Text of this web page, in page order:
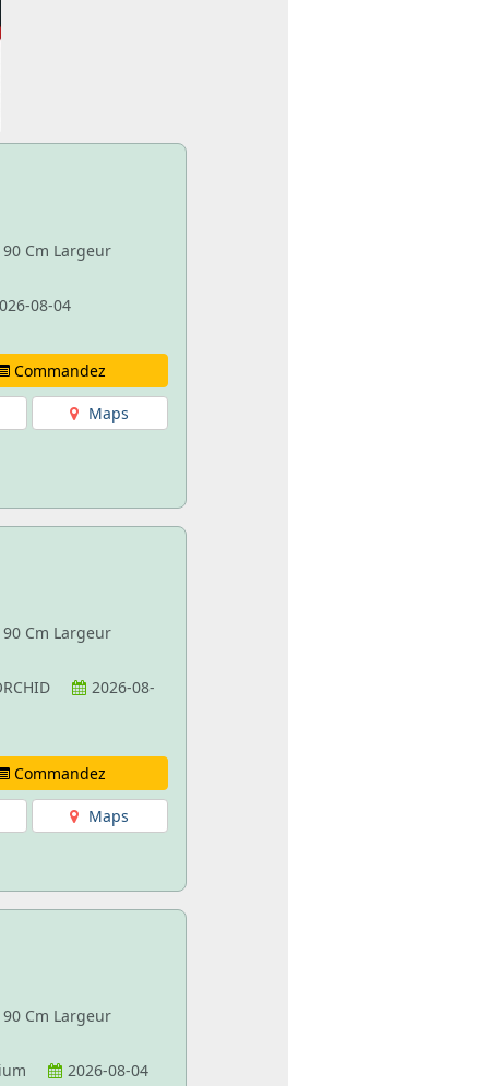
Cm Largeur
08-04
Commandez
Maps
Cm Largeur
2026-08-
Commandez
Maps
Cm Largeur
2026-08-04